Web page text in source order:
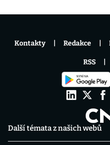
Další témata z našich webů
Kontakty Redakce
RSS